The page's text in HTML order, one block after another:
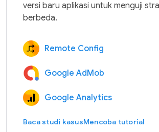
versi baru aplikasi untuk menguji
Remote Config
Google AdMob
Google Analytics
Baca studi kasusMencoba tutorial